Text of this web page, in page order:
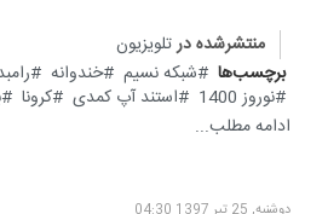
منتشرشده درتلویزیون
برچسب‌ها
شبکه نسیم خندوانه
نوروز 1400
استند آپ کمدی کرونا
ادامه مطلب...